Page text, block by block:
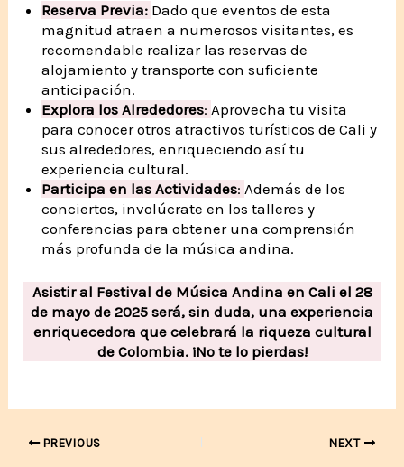
Reserva Previa: Dado que eventos de esta
magnitud atraen a numerosos visitantes, es
recomendable realizar las reservas de
alojamiento y transporte con suficiente
anticipación.
Explora los Alrededores:Aprovecha tu visita
para conocer otros atractivos turísticos de Cali y
sus alrededores, enriqueciendo así tu
experiencia cultural.
Participa en las Actividades:Además de los
conciertos, involúcrate en los talleres y
conferencias para obtener una comprensión
más profunda de la música andina.
Asistir al Festival de Música Andina en Cali el 28
de mayo de 2025 será, sin duda, una experiencia
enriquecedora que celebrará la riqueza cultural
de Colombia. ¡No te lo pierdas!
Post PREVIOUS NEXT